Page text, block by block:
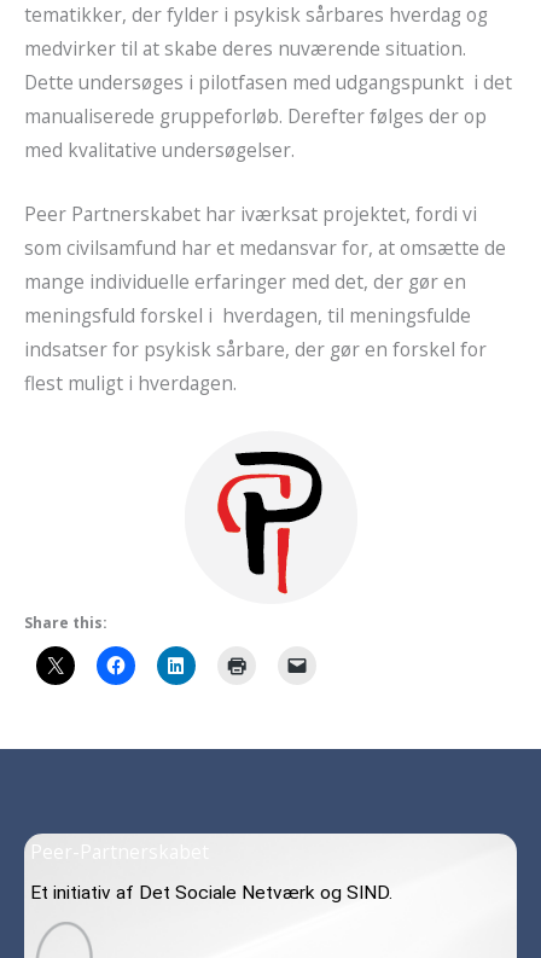
tematikker, der fylder i psykisk sårbares hverdag og
medvirker til at skabe deres nuværende situation.
Dette undersøges i pilotfasen med udgangspunkt i det
manualiserede gruppeforløb. Derefter følges der op
med kvalitative undersøgelser.
Peer Partnerskabet har iværksat projektet, fordi vi
som civilsamfund har et medansvar for, at omsætte de
mange individuelle erfaringer med det, der gør en
meningsfuld forskel i hverdagen, til meningsfulde
indsatser for psykisk sårbare, der gør en forskel for
flest muligt i hverdagen.
Share this:
Peer-Partnerskabet
Et initiativ af Det Sociale Netværk og SIND.